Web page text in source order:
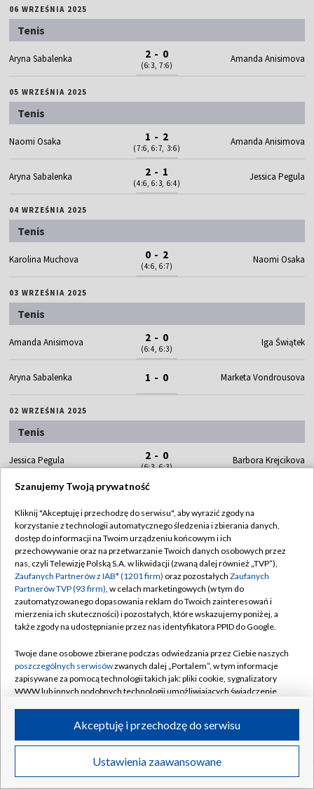
Transmisje Wideo
06 WRZEŚNIA 2025
Tenis
Aryna Sabalenka 2 - 0
(6:3, 7:6)
Amanda Anisimova
05 WRZEŚNIA 2025
Tenis
Naomi Osaka 1 - 2
(7:6, 6:7, 3:6)
Amanda Anisimova
Aryna Sabalenka 2 - 1
(4:6, 6:3, 6:4)
Jessica Pegula
04 WRZEŚNIA 2025
Tenis
Karolina Muchova 0 - 2
(4:6, 6:7)
Naomi Osaka
03 WRZEŚNIA 2025
Tenis
Amanda Anisimova 2 - 0
(6:4, 6:3)
Iga Świątek
Aryna Sabalenka 1 - 0 Marketa Vondrousova
02 WRZEŚNIA 2025
Tenis
Jessica Pegula 2 - 0
(6:3, 6:3)
Barbora Krejcikova
Amanda Anisimova 2 - 0
01 WRZEŚNIA 2025
Tenis
Naomi Osaka 2 - 0
(6:3, 6:2)
Coco Gauff
J. Aleksandrowa 0 - 2
(3:6, 1:6)
Iga Świątek
Najnowsze
Szanujemy Twoją prywatność
Kliknij "Akceptuję i przechodzę do serwisu", aby wyrazić zgody na
korzystanie z technologii automatycznego śledzenia i zbierania danych,
dostęp do informacji na Twoim urządzeniu końcowym i ich
przechowywanie oraz na przetwarzanie Twoich danych osobowych przez
nas, czyli Telewizję Polską S.A. w likwidacji (zwaną dalej również „TVP”),
Zaufanych Partnerów z IAB* (1201 firm) oraz pozostałych Zaufanych
Partnerów TVP (93 firm), w celach marketingowych (w tym do
zautomatyzowanego dopasowania reklam do Twoich zainteresowań i
mierzenia ich skuteczności) i pozostałych, które wskazujemy poniżej, a
także zgody na udostępnianie przez nas identyfikatora PPID do Google.
Twoje dane osobowe zbierane podczas odwiedzania przez Ciebie naszych
poszczególnych serwisówzwanych dalej „Portalem”, w tym informacje
zapisywane za pomocą technologii takich jak: pliki cookie, sygnalizatory
WWW lub innych podobnych technologii umożliwiających świadczenie
ruchu w Internecie.
Twoje dane osobowe zbierane podczas odwiedzania przez Ciebie
poszczególnych serwisówna Portalu, takie jak adresy IP, identyfikatory
Ustawienia zaawansowane
Akceptuję i przechodzę do serwisu